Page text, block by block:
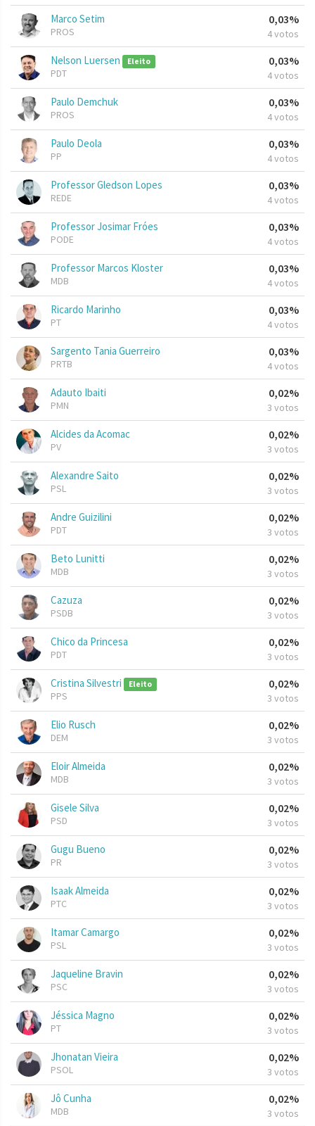
Marco Setim
PROS
0,03%
4 votos
Nelson Luersen Eleito
PDT
0,03%
4 votos
Paulo Demchuk
PROS
0,03%
4 votos
Paulo Deola
PP
0,03%
4 votos
Professor Gledson Lopes
REDE
0,03%
4 votos
Professor Josimar Fróes
PODE
0,03%
4 votos
Professor Marcos Kloster
MDB
0,03%
4 votos
Ricardo Marinho
PT
0,03%
4 votos
Sargento Tania Guerreiro
PRTB
0,03%
4 votos
Adauto Ibaiti
PMN
0,02%
3 votos
Alcides da Acomac
PV
0,02%
3 votos
Alexandre Saito
PSL
0,02%
3 votos
Andre Guizilini
PDT
0,02%
3 votos
Beto Lunitti
MDB
0,02%
3 votos
Cazuza
PSDB
0,02%
3 votos
Chico da Princesa
PDT
0,02%
3 votos
Cristina Silvestri Eleito
PPS
0,02%
3 votos
Elio Rusch
DEM
0,02%
3 votos
Eloir Almeida
MDB
0,02%
3 votos
Gisele Silva
PSD
0,02%
3 votos
Gugu Bueno
PR
0,02%
3 votos
Isaak Almeida
PTC
0,02%
3 votos
Itamar Camargo
PSL
0,02%
3 votos
Jaqueline Bravin
PSC
0,02%
3 votos
Jéssica Magno
PT
0,02%
3 votos
Jhonatan Vieira
PSOL
0,02%
3 votos
Jô Cunha
MDB
0,02%
3 votos